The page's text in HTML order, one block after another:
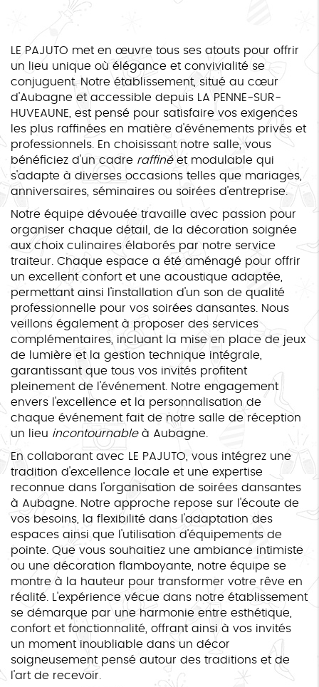
LE PAJUTO met en œuvre tous ses atouts pour offrir
un lieu unique où élégance et convivialité se
conjuguent. Notre établissement, situé au cœur
d'Aubagne et accessible depuis LA PENNE-SUR-
HUVEAUNE, est pensé pour satisfaire vos exigences
les plus raffinées en matière d'événements privés et
professionnels. En choisissant notre salle, vous
bénéficiez d'un cadre raffinéet modulable qui
s'adapte à diverses occasions telles que mariages,
anniversaires, séminaires ou soirées d'entreprise.
Notre équipe dévouée travaille avec passion pour
organiser chaque détail, de la décoration soignée
aux choix culinaires élaborés par notre service
traiteur. Chaque espace a été aménagé pour offrir
un excellent confort et une acoustique adaptée,
permettant ainsi l'installation d'un son de qualité
professionnelle pour vos soirées dansantes. Nous
veillons également à proposer des services
complémentaires, incluant la mise en place de jeux
de lumière et la gestion technique intégrale,
garantissant que tous vos invités profitent
pleinement de l'événement. Notre engagement
envers l'excellence et la personnalisation de
chaque événement fait de notre salle de réception
un lieu incontournableà Aubagne.
En collaborant avec LE PAJUTO, vous intégrez une
tradition d'excellence locale et une expertise
reconnue dans l'organisation de soirées dansantes
à Aubagne. Notre approche repose sur l'écoute de
vos besoins, la flexibilité dans l'adaptation des
espaces ainsi que l'utilisation d'équipements de
pointe. Que vous souhaitiez une ambiance intimiste
ou une décoration flamboyante, notre équipe se
montre à la hauteur pour transformer votre rêve en
réalité. L'expérience vécue dans notre établissement
se démarque par une harmonie entre esthétique,
confort et fonctionnalité, offrant ainsi à vos invités
un moment inoubliable dans un décor
soigneusement pensé autour des traditions et de
l'art de recevoir.